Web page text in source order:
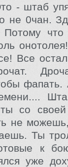
- штаб
0чан.
Потому
Все
со
не
Ты
к
уже